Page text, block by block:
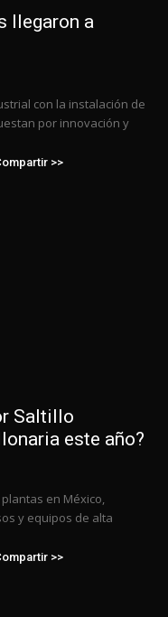
llegaron a
con la instalación de
por innovación y
>>
Saltillo
este año?
en México,
y equipos de alta
>>